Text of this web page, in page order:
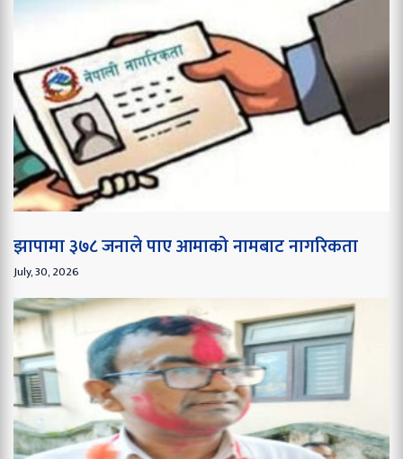
झापामा ३७८ जनाले पाए आमाको नामबाट नागरिकता
July, 30, 2026